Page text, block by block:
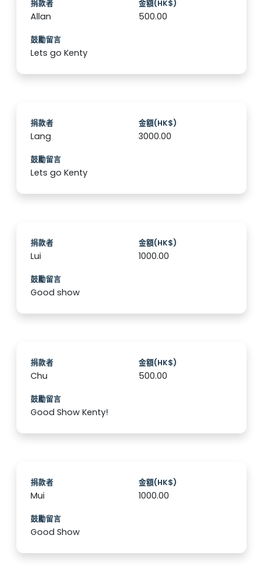
捐款者
Allan
金額(HK$)
500.00
鼓勵留言
Lets go Kenty
捐款者
Lang
金額(HK$)
3000.00
鼓勵留言
Lets go Kenty
捐款者
Lui
金額(HK$)
1000.00
鼓勵留言
Good show
捐款者
Chu
金額(HK$)
500.00
鼓勵留言
Good Show Kenty!
捐款者
Mui
金額(HK$)
1000.00
鼓勵留言
Good Show